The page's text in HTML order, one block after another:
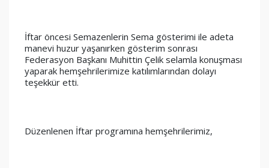
İftar öncesi Semazenlerin Sema gösterimi ile adeta
manevi huzur yaşanırken gösterim sonrası
Federasyon Başkanı Muhittin Çelik selamla konuşması
yaparak hemşehrilerimize katılımlarından dolayı
teşekkür etti.
Düzenlenen İftar programına hemşehrilerimiz,